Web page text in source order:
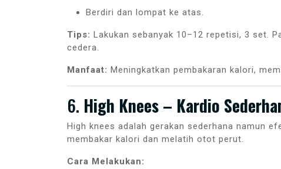
Berdiri dan lompat ke atas.
Tips: Lakukan sebanyak 10–12 repetisi, 3 set.
cedera.
Manfaat: Meningkatkan pembakaran kalori,
6. High Knees – Kardio
High knees adalah gerakan sederhana namun
membakar kalori dan melatih otot perut.
Cara Melakukan: